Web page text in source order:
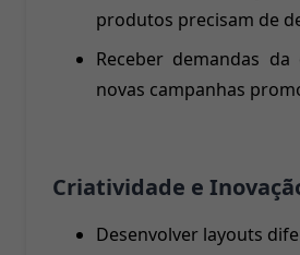
produtos precisam de
Receber demandas
novas campanhas
Criatividade e
Desenvolver layouts